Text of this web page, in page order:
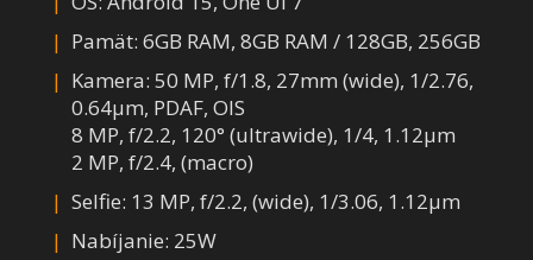
Pamät: 6GB RAM, 8GB RAM / 128GB, 256GB
Kamera: 50 MP, f/1.8, 27mm (wide), 1/2.76,
0.64µm, PDAF, OIS
8 MP, f/2.2, 120° (ultrawide), 1/4, 1.12µm
2 MP, f/2.4, (macro)
Selfie: 13 MP, f/2.2, (wide), 1/3.06, 1.12µm
Nabíjanie: 25W